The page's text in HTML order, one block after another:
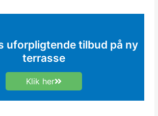
uforpligtende tilbud på ny
terrasse
Klik her